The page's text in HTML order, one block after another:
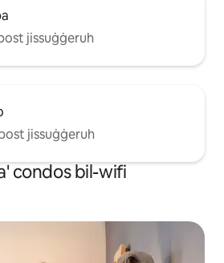
jissuġġeruh
jissuġġeruh
condos bil-wifi